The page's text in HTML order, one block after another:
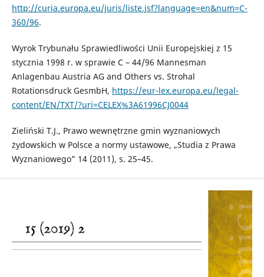
http://curia.europa.eu/juris/liste.jsf?language=en&num=C-
360/96.
Wyrok Trybunału Sprawiedliwości Unii Europejskiej z 15
stycznia 1998 r. w sprawie C – 44/96 Mannesman
Anlagenbau Austria AG and Others vs. Strohal
Rotationsdruck GesmbH, https://eur-lex.europa.eu/legal-
content/EN/TXT/?uri=CELEX%3A61996CJ0044
Zieliński T.J., Prawo wewnętrzne gmin wyznaniowych
żydowskich w Polsce a normy ustawowe, „Studia z Prawa
Wyznaniowego” 14 (2011), s. 25–45.